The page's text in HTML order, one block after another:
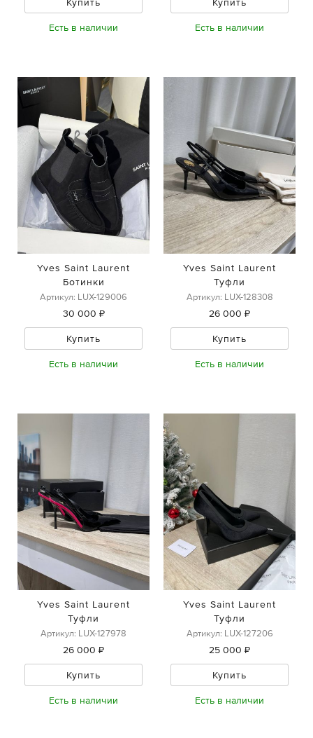
Есть в наличии Есть в наличии
Yves Saint Laurent
Ботинки
Артикул: LUX-129006
30 000 ₽
Купить
Есть в наличии
Yves Saint Laurent
Туфли
Артикул: LUX-128308
26 000 ₽
Купить
Есть в наличии
Yves Saint Laurent
Туфли
Артикул: LUX-127978
26 000 ₽
Купить
Есть в наличии
Yves Saint Laurent
Туфли
Артикул: LUX-127206
25 000 ₽
Купить
Есть в наличии